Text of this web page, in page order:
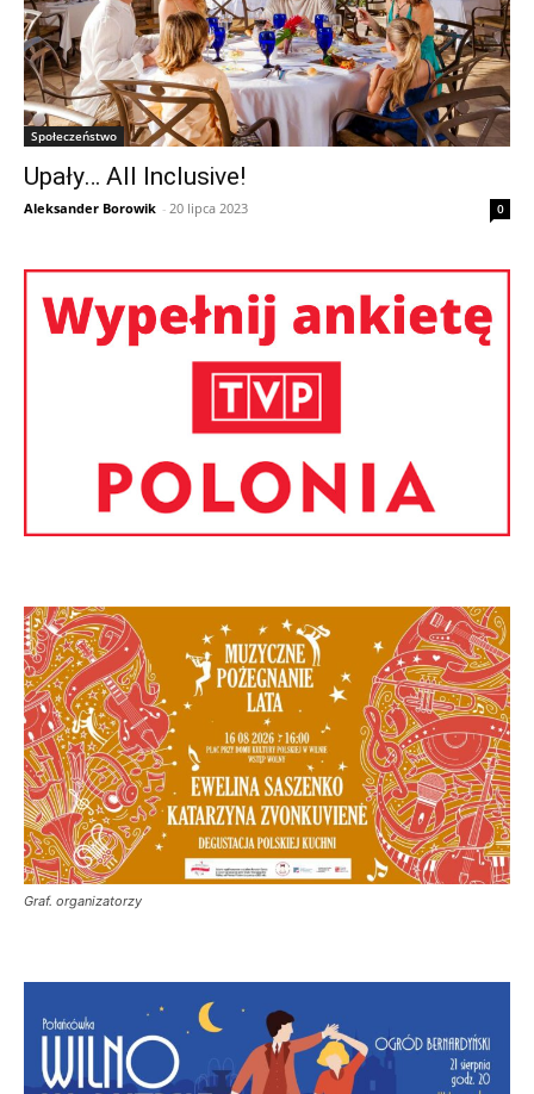
Społeczeństwo
Upały… All Inclusive!
Aleksander Borowik - 20 lipca 2023 0
Graf. organizatorzy